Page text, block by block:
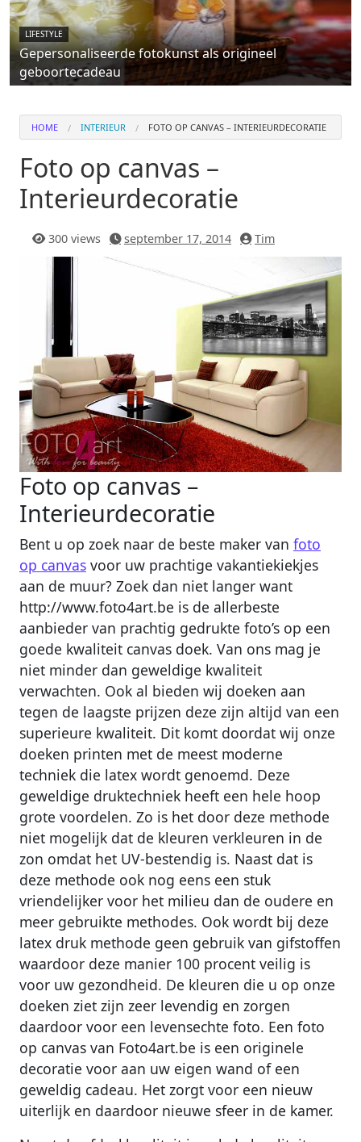
LIFESTYLE
Gepersonaliseerde fotokunst als origineel
geboortecadeau
HOME INTERIEUR FOTO OP CANVAS – INTERIEURDECORATIE
Foto op canvas –
Interieurdecoratie
300 views september 17, 2014 Tim
Foto op canvas –
Interieurdecoratie
Bent u op zoek naar de beste maker van foto
op canvas voor uw prachtige vakantiekiekjes
aan de muur? Zoek dan niet langer want
http://www.foto4art.be is de allerbeste
aanbieder van prachtig gedrukte foto’s op een
goede kwaliteit canvas doek. Van ons mag je
niet minder dan geweldige kwaliteit
verwachten. Ook al bieden wij doeken aan
tegen de laagste prijzen deze zijn altijd van een
superieure kwaliteit. Dit komt doordat wij onze
doeken printen met de meest moderne
techniek die latex wordt genoemd. Deze
geweldige druktechniek heeft een hele hoop
grote voordelen. Zo is het door deze methode
niet mogelijk dat de kleuren verkleuren in de
zon omdat het UV-bestendig is. Naast dat is
deze methode ook nog eens een stuk
vriendelijker voor het milieu dan de oudere en
meer gebruikte methodes. Ook wordt bij deze
latex druk methode geen gebruik van gifstoffen
waardoor deze manier 100 procent veilig is
voor uw gezondheid. De kleuren die u op onze
doeken ziet zijn zeer levendig en zorgen
daardoor voor een levensechte foto. Een foto
op canvas van Foto4art.be is een originele
decoratie voor aan uw eigen wand of een
geweldig cadeau. Het zorgt voor een nieuw
uiterlijk en daardoor nieuwe sfeer in de kamer.